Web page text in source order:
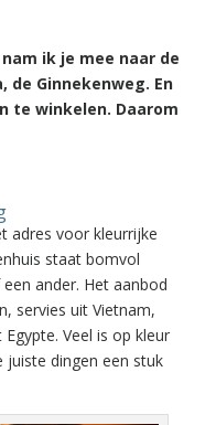
ik je mee naar de
Ginnekenweg. En
te winkelen. Daarom
adres voor kleurrijke
staat bomvol
ander. Het aanbod
servies uit Vietnam,
Veel is op kleur
juiste dingen een stuk